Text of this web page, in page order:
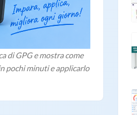
di GPG e mostra come
pochi minuti e applicarlo